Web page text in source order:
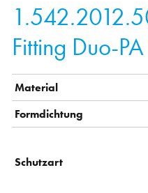
Fitting Duo-
Material
Formdichtung
Schutzart